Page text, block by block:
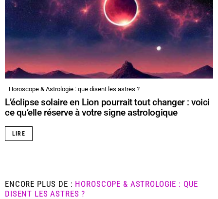
Horoscope & Astrologie : que disent les astres ?
L’éclipse solaire en Lion pourrait tout changer : voici
ce qu’elle réserve à votre signe astrologique
LIRE
ENCORE PLUS DE : HOROSCOPE & ASTROLOGIE : QUE
DISENT LES ASTRES ?